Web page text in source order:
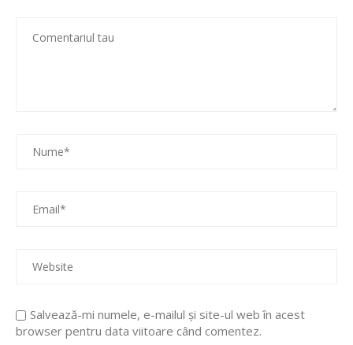
Salvează-mi numele, e-mailul și site-ul web în acest
browser pentru data viitoare când comentez.